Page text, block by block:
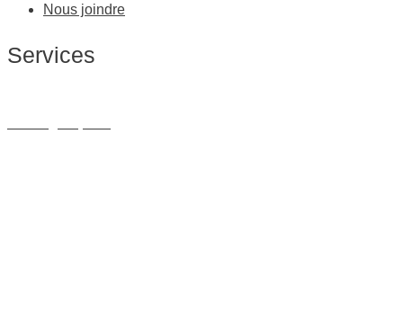
Nous joindre
Services